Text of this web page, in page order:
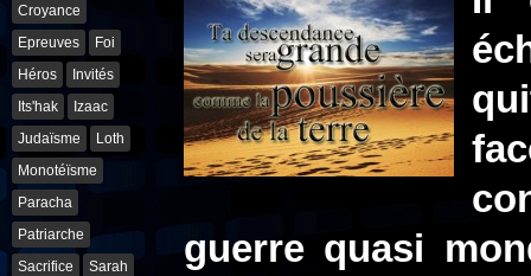
Croyance
Epreuves
Foi
Héros
Invités
Its'hak
Izaac
Judaïsme
Loth
Monotéïsme
Paracha
Patriarche
Sacrifice
Sarah
guerre quasi